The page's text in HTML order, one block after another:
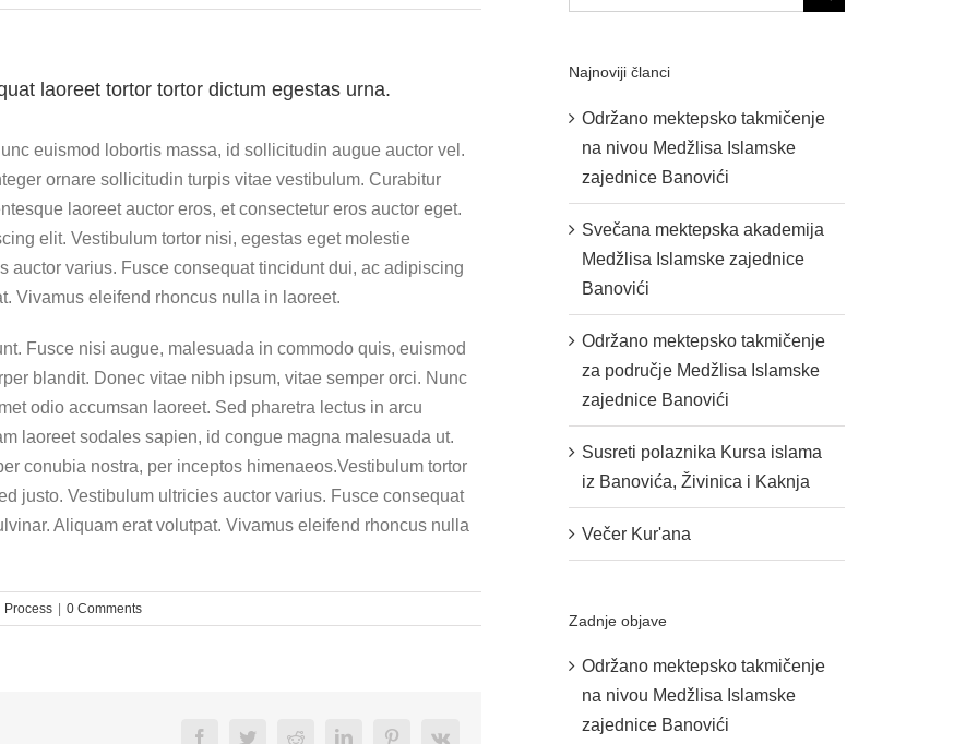
laoreet tortor tortor dictum egestas urna.
euismod lobortis massa, id sollicitudin augue auctor vel.
ornare sollicitudin turpis vitae vestibulum. Curabitur
laoreet auctor eros, et consectetur eros auctor eget.
elit. Vestibulum tortor nisi, egestas eget molestie
auctor varius. Fusce consequat tincidunt dui, ac adipiscing
Vivamus eleifend rhoncus nulla in laoreet.
Fusce nisi augue, malesuada in commodo quis, euismod
blandit. Donec vitae nibh ipsum, vitae semper orci. Nunc
odio accumsan laoreet. Sed pharetra lectus in arcu
laoreet sodales sapien, id congue magna malesuada ut.
conubia nostra, per inceptos himenaeos.Vestibulum tortor
justo. Vestibulum ultricies auctor varius. Fusce consequat
Aliquam erat volutpat. Vivamus eleifend rhoncus nulla
Process 0 Comments
FacebookTwitterRedditLinkedInPinterestVk
for:
Najnoviji članci
Održano mektepsko takmičenje
na nivou Medžlisa Islamske
zajednice Banovići
Svečana mektepska akademija
Medžlisa Islamske zajednice
Banovići
Održano mektepsko takmičenje
za područje Medžlisa Islamske
zajednice Banovići
Susreti polaznika Kursa islama
iz Banovića, Živinica i Kaknja
Večer Kur'ana
Zadnje objave
Održano mektepsko takmičenje
na nivou Medžlisa Islamske
zajednice Banovići